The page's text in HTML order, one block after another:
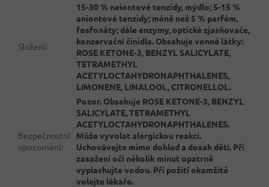
Složení:
15-30 % neiontové tenzidy, mýdlo; 5-15 %
aniontové tenzidy; méně než 5 % parfém,
fosfonáty; dále enzymy, optické zjasňovače,
konzervační činidla. Obsahuje vonné látky:
ROSE KETONE-3, BENZYL SALICYLATE,
TETRAMETHYL
ACETYLOCTAHYDRONAPHTHALENES,
LIMONENE, LINALOOL, CITRONELLOL.
Bezpečnostní
upozornění:
Pozor. Obsahuje ROSE KETONE-3, BENZYL
SALICYLATE, TETRAMETHYL
ACETYLOCTAHYDRONAPHTHALENES.
Může vyvolat alergickou reakci.
Uchovávejte mimo dohled a dosah dětí. Při
zasažení očí několik minut opatrně
vyplachujte vodou. Při požití okamžitě
volejte lékaře.